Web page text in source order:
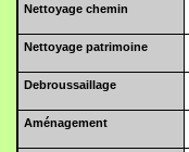
Nettoyage chemin
Nettoyage patrimoine
Debroussaillage
Aménagement